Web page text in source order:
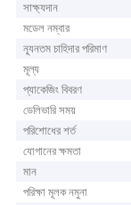
সাক্ষ্যদান
মডেল নম্বার
ন্যূনতম চাহিদার পরিমাণ
মূল্য
প্যাকেজিং বিবরণ
ডেলিভারি সময়
পরিশোধের শর্ত
যোগানের ক্ষমতা
মান
পরিক্ষা মূলক নমুনা